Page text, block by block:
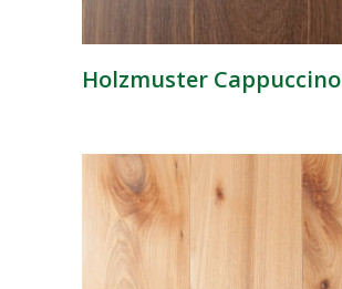
Holzmuster Cappuccino